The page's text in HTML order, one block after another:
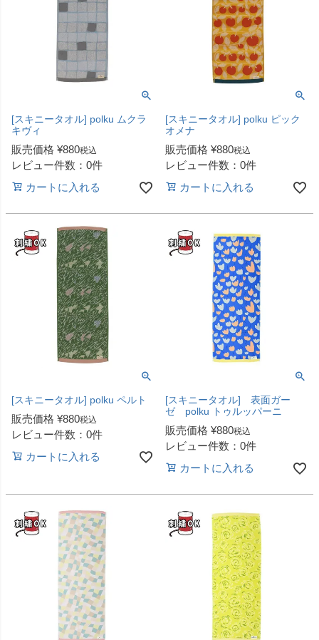
[スキニータオル] polku ムクラ
キヴィ
販売価格 ¥880税込
レビュー件数：0件
カートに入れる
[スキニータオル] polku ピック
オメナ
販売価格 ¥880税込
レビュー件数：0件
カートに入れる
[スキニータオル] polku ペルト
販売価格 ¥880税込
レビュー件数：0件
カートに入れる
[スキニータオル] 表面ガー
ゼ polku トゥルッパーニ
販売価格 ¥880税込
レビュー件数：0件
カートに入れる